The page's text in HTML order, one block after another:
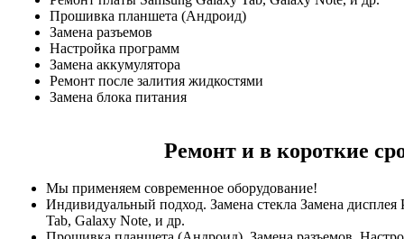
Прошивка планшета (Андроид)
Замена разъемов
Настройка программ
Замена аккумулятора
Ремонт после залития жидкостями
Замена блока питания
Ремонт и в короткие
Мы применяем современное оборудование!
Индивидуальный подход. Замена стекла Замена дисплея
Tab, Galaxy Note, и др.